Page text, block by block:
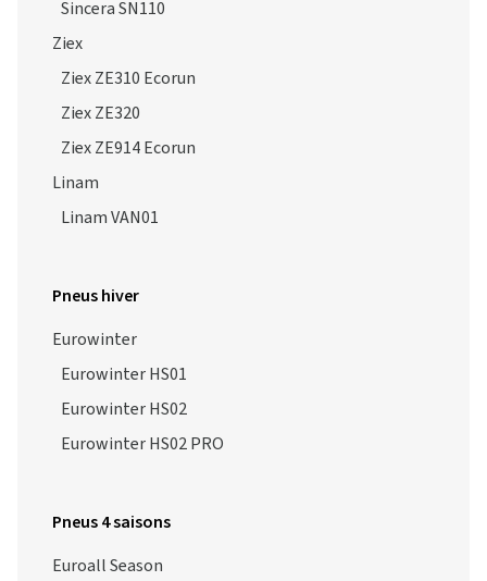
Sincera SN110
Ziex
Ziex ZE310 Ecorun
Ziex ZE320
Ziex ZE914 Ecorun
Linam
Linam VAN01
Pneus hiver
Eurowinter
Eurowinter HS01
Eurowinter HS02
Eurowinter HS02 PRO
Pneus 4 saisons
Euroall Season